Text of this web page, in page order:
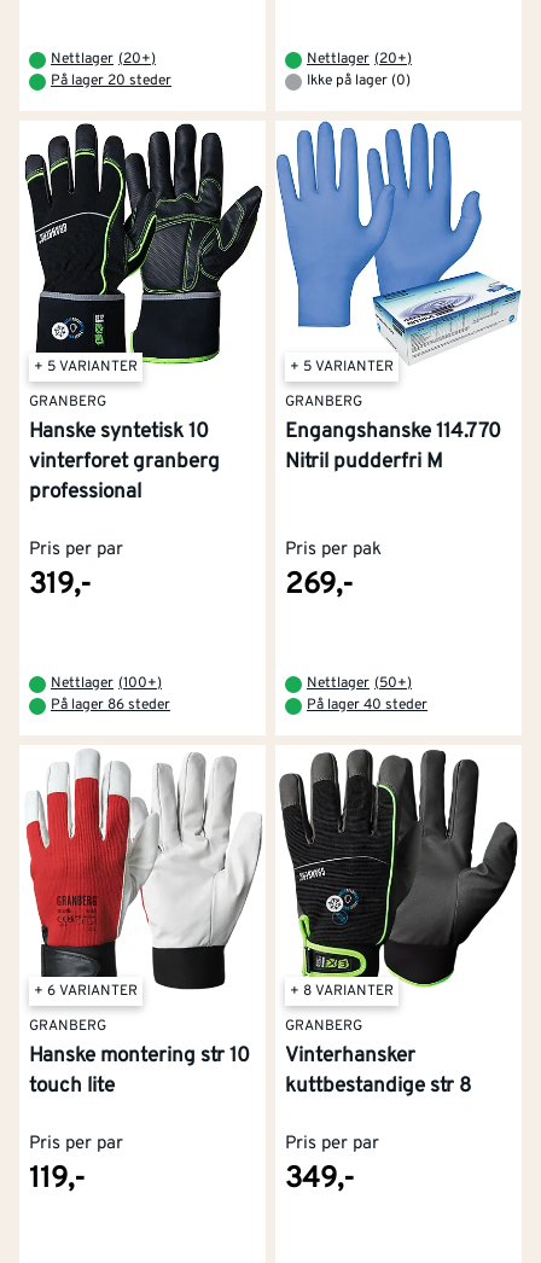
Nettlager (20+)
På lager 20 steder
Nettlager (20+)
Ikke på lager (0)
+ 5 VARIANTER
GRANBERG
Hanske syntetisk 10
vinterforet granberg
professional
Pris per par
319,-
Nettlager (100+)
På lager 86 steder
+ 5 VARIANTER
GRANBERG
Engangshanske 114.770
Nitril pudderfri M
Pris per pak
269,-
Nettlager (50+)
På lager 40 steder
+ 6 VARIANTER
GRANBERG
Hanske montering str 10
touch lite
Pris per par
119,-
+ 8 VARIANTER
GRANBERG
Vinterhansker
kuttbestandige str 8
Pris per par
349,-